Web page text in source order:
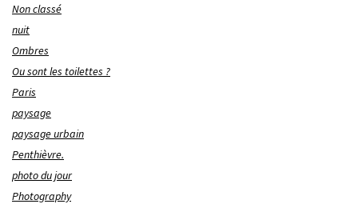
Non classé
nuit
Ombres
Ou sont les toilettes ?
Paris
paysage
paysage urbain
Penthièvre.
photo du jour
Photography